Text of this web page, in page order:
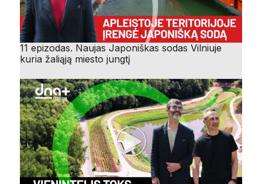
11 epizodas. Naujas Japoniškas sodas Vilniuje
kuria žaliąją miesto jungtį